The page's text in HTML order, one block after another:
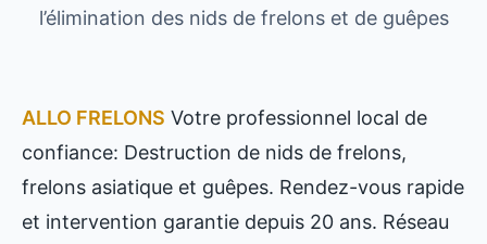
l’élimination des nids de frelons et de guêpes
ALLO FRELONS Votre professionnel local de
confiance: Destruction de nids de frelons,
frelons asiatique et guêpes. Rendez-vous rapide
et intervention garantie depuis 20 ans. Réseau